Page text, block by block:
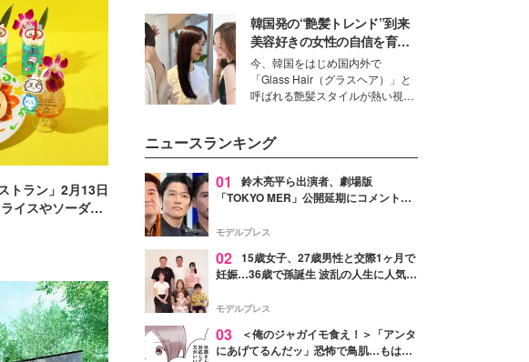
トラン」2月13日
イスやソーダな
な美容の常識を大きく変える可能
性を秘めた、革新的な「Water
Capturing Skin（ウォーターキャ
プチャリングスキン：捕水肌）」
技術を、花王が構築した。
韓国発の“艶髪トレンド”到来
美容好きの女性の自信を育む
「ヘアケア事情」って？
今、韓国をはじめ国内外で
「Glass Hair（グラスヘア）」と
呼ばれる艶髪スタイルが熱い視線
して、“髪そのものの美しさ”に改
めて注目する人が増えている様
子。今回は、そんな憧れの艶やか
な髪を日常で叶える、美容好きの
ます。
ニュースランキング
01
鈴木亮平ら出演者、劇場版
「TOKYO MER」公開延期にコメント
最大の敬意とエールを」
モデルプレス
02 15歳女子、27歳男性と交際1ヶ月で
妊娠…36歳で孫誕生 波乱の人生に人気タ
よ！」
モデルプレス
03
＜俺のジャガイモ食え！＞「アンタ
にあげてるんだッ」恐怖で鳥肌…もはや